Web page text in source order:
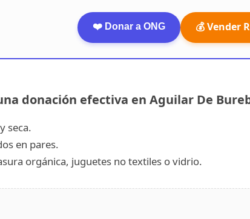
❤️ Donar a ONG 💰 Vender
donación efectiva en Aguilar De
seca.
en pares.
orgánica, juguetes no textiles o vidrio.